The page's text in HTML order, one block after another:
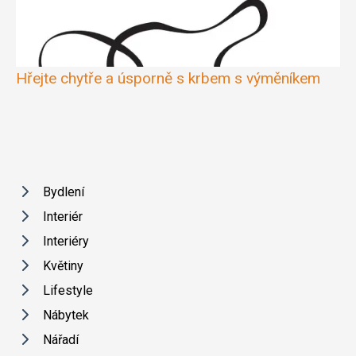
Hřejte chytře a úsporně s krbem s výměníkem
Bydlení
Interiér
Interiéry
Květiny
Lifestyle
Nábytek
Nářadí